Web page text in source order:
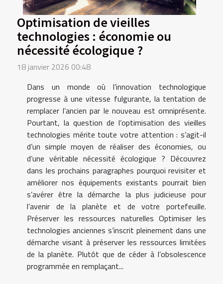
Optimisation de vieilles
technologies : économie ou
nécessité écologique ?
18 janvier 2026 00:48
Dans un monde où l’innovation technologique
progresse à une vitesse fulgurante, la tentation de
remplacer l’ancien par le nouveau est omniprésente.
Pourtant, la question de l’optimisation des vieilles
technologies mérite toute votre attention : s’agit-il
d’un simple moyen de réaliser des économies, ou
d’une véritable nécessité écologique ? Découvrez
dans les prochains paragraphes pourquoi revisiter et
améliorer nos équipements existants pourrait bien
s’avérer être la démarche la plus judicieuse pour
l’avenir de la planète et de votre portefeuille.
Préserver les ressources naturelles Optimiser les
technologies anciennes s’inscrit pleinement dans une
démarche visant à préserver les ressources limitées
de la planète. Plutôt que de céder à l’obsolescence
programmée en remplaçant...